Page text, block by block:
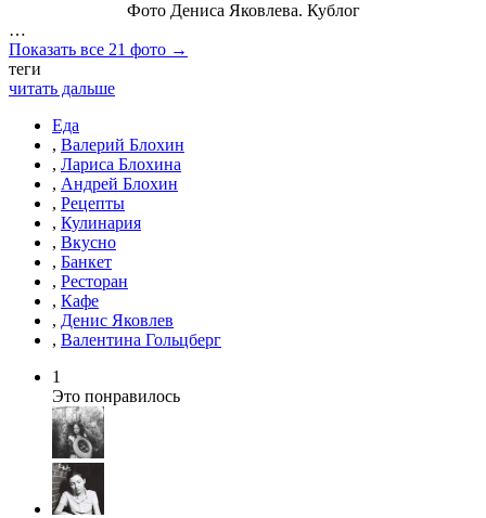
Фото Дениса Яковлева. Кублог
…
Показать все 21 фото →
теги
читать дальше
Еда
, Валерий Блохин
, Лариса Блохина
, Андрей Блохин
, Рецепты
, Кулинария
, Вкусно
, Банкет
, Ресторан
, Кафе
, Денис Яковлев
, Валентина Гольцберг
1
Это понравилось